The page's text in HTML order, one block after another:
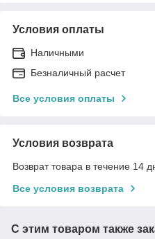
Условия оплаты
Наличными
Безналичный расчет
Все условия оплаты
Условия возврата
Возврат товара в течение 14
Все условия возврата
С этим товаром также